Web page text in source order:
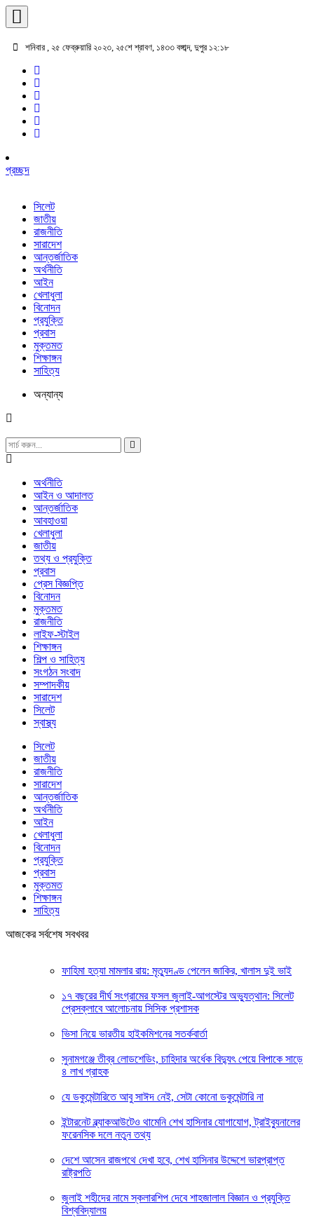
শনিবার , ২৫ ফেব্রুয়ারি ২০২৩, ২৫শে শ্রাবণ, ১৪৩৩ বঙ্গাব্দ, দুপুর ১২:১৮
প্রচ্ছদ
সিলেট
জাতীয়
রাজনীতি
সারাদেশ
আন্তর্জাতিক
অর্থনীতি
আইন
খেলাধুলা
বিনোদন
প্রযুক্তি
প্রবাস
মুক্তমত
শিক্ষাঙ্গন
সাহিত্য
অন্যান্য
অর্থনীতি
আইন ও আদালত
আন্তর্জাতিক
আবহাওয়া
খেলাধুলা
জাতীয়
তথ্য ও প্রযুক্তি
প্রবাস
প্রেস বিজ্ঞপ্তি
বিনোদন
মুক্তমত
রাজনীতি
লাইফ-স্টাইল
শিক্ষাঙ্গন
শিল্প ও সাহিত্য
সংগঠন সংবাদ
সম্পাদকীয়
সারাদেশ
সিলেট
স্বাস্থ্য
সিলেট
জাতীয়
রাজনীতি
সারাদেশ
আন্তর্জাতিক
অর্থনীতি
আইন
খেলাধুলা
বিনোদন
প্রযুক্তি
প্রবাস
মুক্তমত
শিক্ষাঙ্গন
সাহিত্য
আজকের সর্বশেষ সবখবর
ফাহিমা হত্যা মামলার রায়: মৃত্যুদণ্ড পেলেন জাকির, খালাস দুই ভাই
১৭ বছরের দীর্ঘ সংগ্রামের ফসল জুলাই-আগস্টের অভ্যুত্থান: সিলেট
প্রেসক্লাবে আলোচনায় সিসিক প্রশাসক
ভিসা নিয়ে ভারতীয় হাইকমিশনের সতর্কবার্তা
সুনামগঞ্জে তীব্র লোডশেডিং, চাহিদার অর্ধেক বিদ্যুৎ পেয়ে বিপাকে সাড়ে
৪ লাখ গ্রাহক
যে ডকুমেন্টারিতে আবু সাঈদ নেই, সেটা কোনো ডকুমেন্টারি না
ইন্টারনেট ব্ল্যাকআউটেও থামেনি শেখ হাসিনার যোগাযোগ, ট্রাইব্যুনালের
ফরেনসিক দলে নতুন তথ্য
দেশে আসেন রাজপথে দেখা হবে, শেখ হাসিনার উদ্দেশে ভারপ্রাপ্ত
রাষ্ট্রপতি
জুলাই শহীদের নামে স্কলারশিপ দেবে শাহজালাল বিজ্ঞান ও প্রযুক্তি
বিশ্ববিদ্যালয়